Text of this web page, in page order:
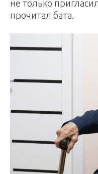
не только
прочитал бата.